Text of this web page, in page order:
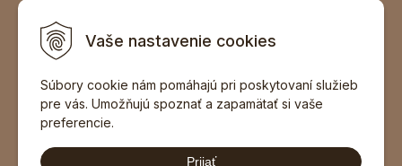
Vaše nastavenie cookies
Súbory cookie nám pomáhajú pri poskytovaní služieb
pre vás. Umožňujú spoznať a zapamätať si vaše
preferencie.
Prijať
Zariadime všetky typy interiérov
DOPORUČIŤ ZNÁMEMU